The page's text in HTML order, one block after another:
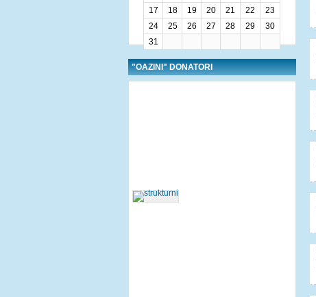
17
18 19 20 21 22
23
24
25 26 27 28 29
30
31
"OAZINI" DONATORI